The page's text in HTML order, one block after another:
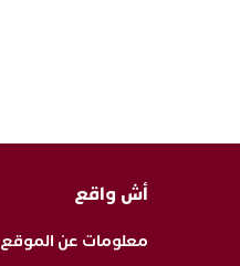
أش واقع
معلومات عن الموقع